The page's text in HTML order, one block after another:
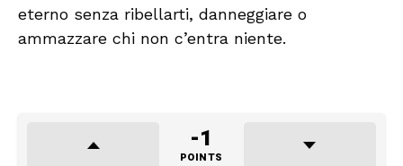
eterno senza ribellarti, danneggiare o
ammazzare chi non c’entra niente.
-1
POINTS